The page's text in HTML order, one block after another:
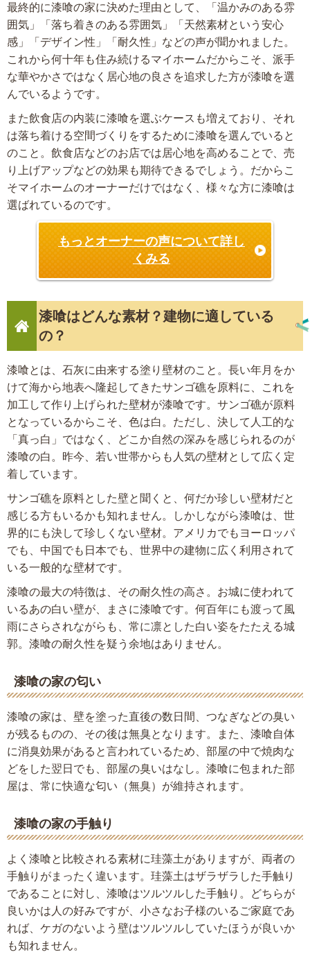
最終的に漆喰の家に決めた理由として、「温かみのある雰
囲気」「落ち着きのある雰囲気」「天然素材という安心
感」「デザイン性」「耐久性」などの声が聞かれました。
これから何十年も住み続けるマイホームだからこそ、派手
な華やかさではなく居心地の良さを追求した方が漆喰を選
んでいるようです。
また飲食店の内装に漆喰を選ぶケースも増えており、それ
は落ち着ける空間づくりをするために漆喰を選んでいると
のこと。飲食店などのお店では居心地を高めることで、売
り上げアップなどの効果も期待できるでしょう。だからこ
そマイホームのオーナーだけではなく、様々な方に漆喰は
選ばれているのです。
もっとオーナーの声について詳し
くみる
漆喰はどんな素材？建物に適している
の？
漆喰とは、石灰に由来する塗り壁材のこと。長い年月をか
けて海から地表へ隆起してきたサンゴ礁を原料に、これを
加工して作り上げられた壁材が漆喰です。サンゴ礁が原料
となっているからこそ、色は白。ただし、決して人工的な
「真っ白」ではなく、どこか自然の深みを感じられるのが
漆喰の白。昨今、若い世帯からも人気の壁材として広く定
着しています。
サンゴ礁を原料とした壁と聞くと、何だか珍しい壁材だと
感じる方もいるかも知れません。しかしながら漆喰は、世
界的にも決して珍しくない壁材。アメリカでもヨーロッパ
でも、中国でも日本でも、世界中の建物に広く利用されて
いる一般的な壁材です。
漆喰の最大の特徴は、その耐久性の高さ。お城に使われて
いるあの白い壁が、まさに漆喰です。何百年にも渡って風
雨にさらされながらも、常に凛とした白い姿をたたえる城
郭。漆喰の耐久性を疑う余地はありません。
漆喰の家の匂い
漆喰の家は、壁を塗った直後の数日間、つなぎなどの臭い
が残るものの、その後は無臭となります。また、漆喰自体
に消臭効果があると言われているため、部屋の中で焼肉な
どをした翌日でも、部屋の臭いはなし。漆喰に包まれた部
屋は、常に快適な匂い（無臭）が維持されます。
漆喰の家の手触り
よく漆喰と比較される素材に珪藻土がありますが、両者の
手触りがまったく違います。珪藻土はザラザラした手触り
であることに対し、漆喰はツルツルした手触り。どちらが
良いかは人の好みですが、小さなお子様のいるご家庭であ
れば、ケガのないよう壁はツルツルしていたほうが良いか
も知れません。